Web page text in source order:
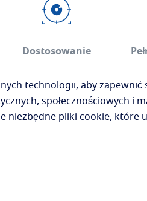
Dostosowanie
korekcji
technologii, aby zapewnić
społecznościowych i
niezbędne pliki cookie,